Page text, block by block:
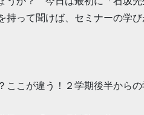
って聞けば、セミナーの学び
ここが違う！２学期後半から